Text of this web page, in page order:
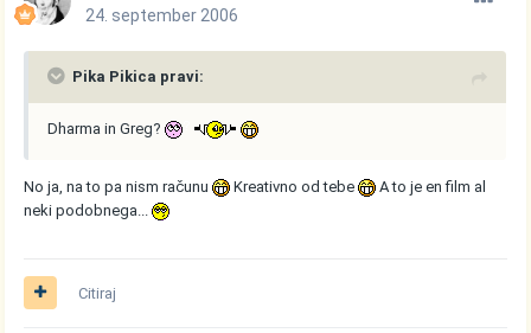
24. september 2006
Pika Pikica pravi:
Dharma in Greg?
No ja, na to pa nism računu Kreativno od tebe
A to je en film al
neki podobnega...
Citiraj